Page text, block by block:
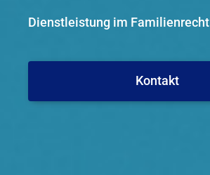
Dienstleistung im Familienrecht
Kontakt